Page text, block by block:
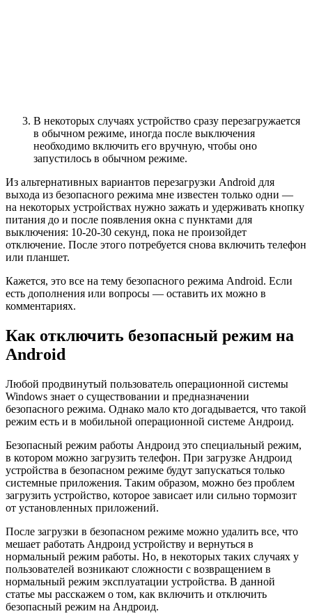
В некоторых случаях устройство сразу перезагружается
в обычном режиме, иногда после выключения
необходимо включить его вручную, чтобы оно
запустилось в обычном режиме.
Из альтернативных вариантов перезагрузки Android для
выхода из безопасного режима мне известен только одни —
на некоторых устройствах нужно зажать и удерживать кнопку
питания до и после появления окна с пунктами для
выключения: 10-20-30 секунд, пока не произойдет
отключение. После этого потребуется снова включить телефон
или планшет.
Кажется, это все на тему безопасного режима Android. Если
есть дополнения или вопросы — оставить их можно в
комментариях.
Как отключить безопасный режим на
Android
Любой продвинутый пользователь операционной системы
Windows знает о существовании и предназначении
безопасного режима. Однако мало кто догадывается, что такой
режим есть и в мобильной операционной системе Андроид.
Безопасный режим работы Андроид это специальный режим,
в котором можно загрузить телефон. При загрузке Андроид
устройства в безопасном режиме будут запускаться только
системные приложения. Таким образом, можно без проблем
загрузить устройство, которое зависает или сильно тормозит
от установленных приложений.
После загрузки в безопасном режиме можно удалить все, что
мешает работать Андроид устройству и вернуться в
нормальный режим работы. Но, в некоторых таких случаях у
пользователей возникают сложности с возвращением в
нормальный режим эксплуатации устройства. В данной
статье мы расскажем о том, как включить и отключить
безопасный режим на Андроид.